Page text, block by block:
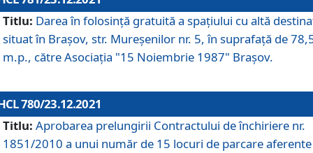
Titlu: Darea în folosinţă gratuită a spaţiului cu altă
situat în Braşov, str. Mureşenilor nr. 5, în suprafaţă de
m.p., către Asociaţia "15 Noiembrie 1987" Braşov.
780/23.12.2021
Titlu: Aprobarea prelungirii Contractului de închiriere nr.
1851/2010 a unui număr de 15 locuri de parcare aferente